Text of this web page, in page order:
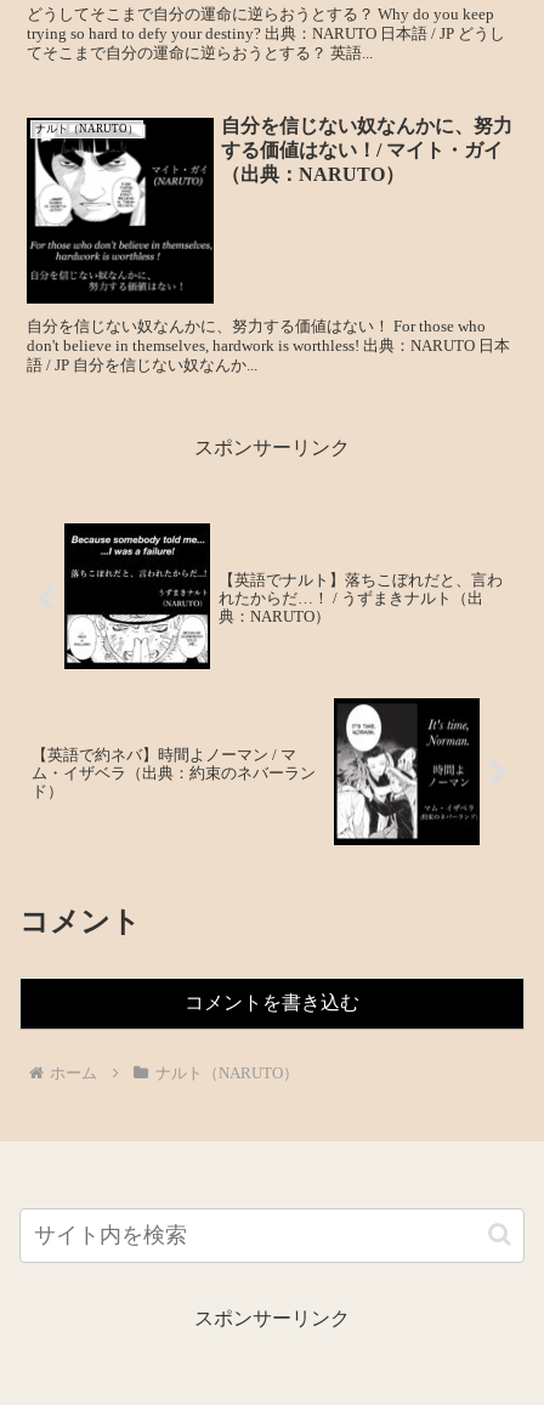
どうしてそこまで自分の運命に逆らおうとする？ Why do you keep
trying so hard to defy your destiny? 出典：NARUTO 日本語 / JP どうし
てそこまで自分の運命に逆らおうとする？ 英語...
ナルト（NARUTO）
自分を信じない奴なんかに、努力
する価値はない！/ マイト・ガイ
（出典：NARUTO）
自分を信じない奴なんかに、努力する価値はない！ For those who
don't believe in themselves, hardwork is worthless! 出典：NARUTO 日本
語 / JP 自分を信じない奴なんか...
スポンサーリンク
【英語でナルト】落ちこぼれだと、言わ
れたからだ…！ / うずまきナルト（出
典：NARUTO）
【英語で約ネバ】時間よノーマン / マ
ム・イザベラ（出典：約束のネバーラン
ド）
コメント
コメントを書き込む
ホーム ナルト（NARUTO）
スポンサーリンク